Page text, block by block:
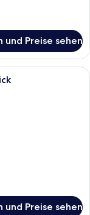
und Preise sehen
2 Einzelbetten,
und Preise sehen